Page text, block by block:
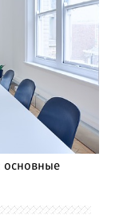
основные